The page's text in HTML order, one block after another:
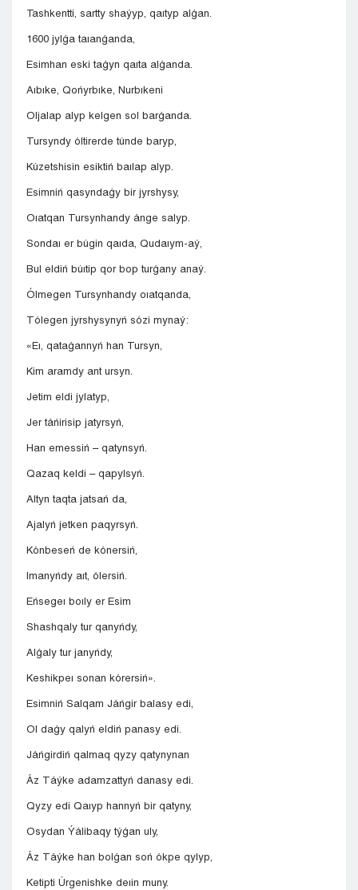
Tashkentti, sartty shaýyp, qaıtyp alǵan.
1600 jylǵa taıanǵanda,
Esimhan eski taǵyn qaıta alǵanda.
Aıbıke, Qońyrbıke, Nurbıkeni
Oljalap alyp kelgen sol barǵanda.
Tursyndy óltirerde túnde baryp,
Kúzetshisin esiktiń baılap alyp.
Esimniń qasyndaǵy bir jyrshysy,
Oıatqan Tursynhandy ánge salyp.
Sondaı er búgin qaıda, Qudaıym-aý,
Bul eldiń búıtip qor bop turǵany anaý.
Ólmegen Tursynhandy oıatqanda,
Tólegen jyrshysynyń sózi mynaý:
«Eı, qataǵannyń han Tursyn,
Kim aramdy ant ursyn.
Jetim eldi jylatyp,
Jer táńirisip jatyrsyń,
Han emessiń – qatynsyń.
Qazaq keldi – qapylsyń.
Altyn taqta jatsań da,
Ajalyń jetken paqyrsyń.
Kónbeseń de kónersiń,
Imanyńdy aıt, ólersiń.
Eńsegeı boıly er Esim
Shashqaly tur qanyńdy,
Alǵaly tur janyńdy,
Keshikpeı sonan kórersiń».
Esimniń Salqam Jáńgir balasy edi,
Ol daǵy qalyń eldiń panasy edi.
Jáńgirdiń qalmaq qyzy qatynynan
Áz Táýke adamzattyń danasy edi.
Qyzy edi Qaıyp hannyń bir qatyny,
Osydan Ýálibaqy týǵan uly,
Áz Táýke han bolǵan soń ókpe qylyp,
Ketipti Úrgenishke deıin muny.